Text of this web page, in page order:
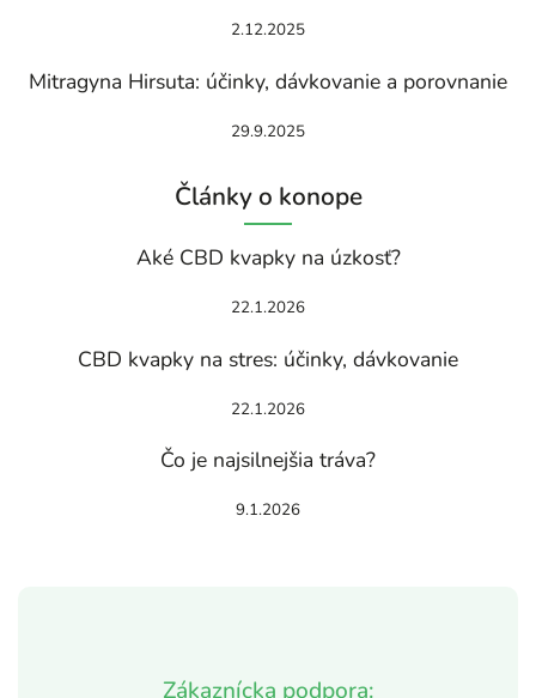
Zákaznícka podpora:
2.12.2025
Mitragyna Hirsuta: účinky, dávkovanie a porovnanie
29.9.2025
Články o konope
Aké CBD kvapky na úzkosť?
22.1.2026
CBD kvapky na stres: účinky, dávkovanie
22.1.2026
Čo je najsilnejšia tráva?
9.1.2026